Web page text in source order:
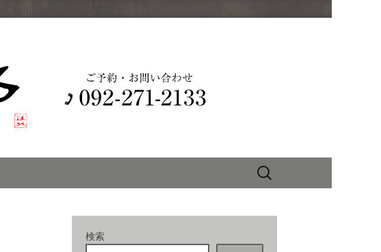
造りを味わえる
検
索:
検索